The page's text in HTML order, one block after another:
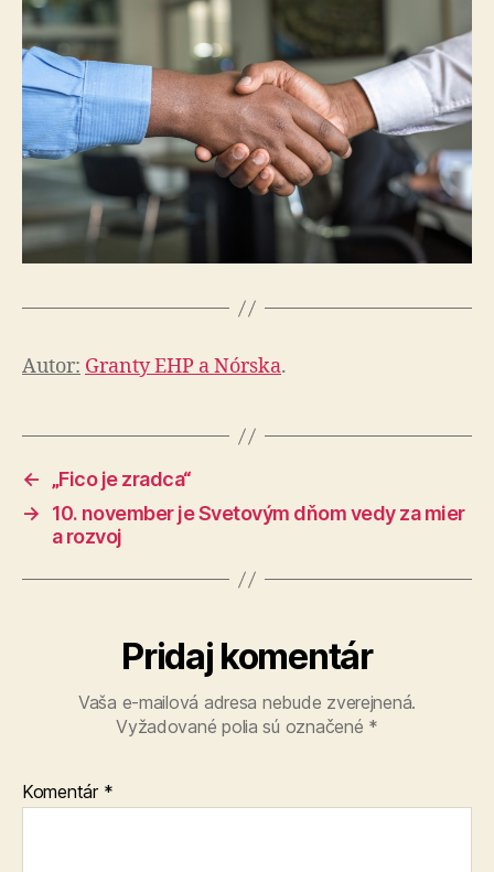
Autor: Granty EHP a Nórska.
←
„Fico je zradca“
→
10. november je Svetovým dňom vedy za mier
a rozvoj
Pridaj komentár
Vaša e-mailová adresa nebude zverejnená.
Vyžadované polia sú označené *
Komentár *